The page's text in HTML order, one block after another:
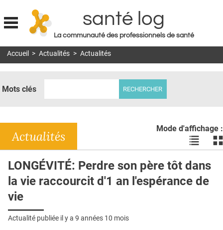
Jump to navigation
santé log
La communauté des professionnels de santé
MON COMPTE
DOSSIERS
RÉSEAUX
E-REVUE SAD
THÉMA
L'APP
Accueil > Actualités > Actualités
Mots clés
Mode d'affichage :
Voir
les
en
liste
les
Actualités
LONGÉVITÉ: Perdre son père tôt dans
la vie raccourcit d'1 an l'espérance de
vie
Actualité publiée il y a 9 années 10 mois